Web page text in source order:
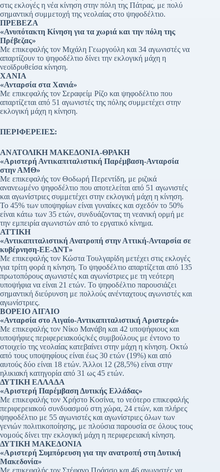
στις εκλογές η νέα κίνηση στην πόλη της Πάτρας, με πολύ
σημαντική συμμετοχή της νεολαίας στο ψηφοδέλτιο.
ΠΡΕΒΕΖΑ
«Ανυπότακτη Κίνηση για τα χωριά και την πόλη της
Πρέβεζας»
Με επικεφαλής τον Μιχάλη Γεωργούλη και 34 αγωνιστές να
απαρτίζουν το ψηφοδέλτιο δίνει την εκλογική μάχη η
νεοϊδρυθείσα κίνηση.
ΧΑΝΙΑ
«Ανταρσία στα Χανιά»
Με επικεφαλής τον Σεραφείμ Ρίζο και ψηφοδέλτιο που
απαρτίζεται από 51 αγωνιστές της πόλης συμμετέχει στην
εκλογική μάχη η κίνηση.
ΠΕΡΙΦΕΡΕΙΕΣ:
ΑΝΑΤΟΛΙΚΗ ΜΑΚΕΔΟΝΙΑ-ΘΡΑΚΗ
«Αριστερή Αντικαπιταλιστική Παρέμβαση-Ανταρσία
στην ΑΜΘ»
Με επικεφαλής τον Θοδωρή Περεντίδη, με ριζικά
ανανεωμένο ψηφοδέλτιο που αποτελείται από 51 αγωνιστές
και αγωνίστριες συμμετέχει στην εκλογική μάχη η κίνηση.
Το 45% των υποψηφίων είναι γυναίκες και σχεδόν το 50%
είναι κάτω των 35 ετών, συνδυάζοντας τη νεανική ορμή με
την εμπειρία αγωνιστών από το εργατικό κίνημα.
ΑΤΤΙΚΗ
«Αντικαπιταλιστική Ανατροπή στην Αττική-Ανταρσία σε
κυβέρνηση-ΕΕ-ΔΝΤ»
Με επικεφαλής τον Κώστα Τουλγαρίδη μετέχει στις εκλογές
για τρίτη φορά η κίνηση. Το ψηφοδέλτιο απαρτίζεται από 135
πρωτοπόρους αγωνιστές και αγωνίστριες με τη νεότερη
υποψήφια να είναι 21 ετών. Το ψηφοδέλτιο παρουσιάζει
σημαντική διεύρυνση με πολλούς ανένταχτους αγωνιστές και
αγωνίστριες.
ΒΟΡΕΙΟ ΑΙΓΑΙΟ
«Ανταρσία στο Αιγαίο-Αντικαπιταλιστική Αριστερά»
Με επικεφαλής τον Νίκο Μανάβη και 42 υποψήφιους και
υποψήφιες περιφερειακούς/κές συμβούλους με έντονο το
στοιχείο της νεολαίας κατεβαίνει στην μάχη η κίνηση. Οκτώ
από τους υποψηφίους είναι έως 30 ετών (19%) και από
αυτούς δύο είναι 18 ετών. Άλλοι 12 (28,5%) είναι στην
ηλικιακή κατηγορία από 31 ως 45 ετών.
ΔΥΤΙΚΗ ΕΛΛΑΔΑ
«Αριστερή Παρέμβαση Δυτικής Ελλάδας»
Με επικεφαλής τον Χρήστο Κοσίνα, το νεότερο επικεφαλής
περιφερειακού συνδυασμού στη χώρα, 24 ετών, και πλήρες
ψηφοδέλτιο με 55 αγωνιστές και αγωνίστριες όλων των
γενιών πολιτικοποίησης, με πλούσια παρουσία σε όλους τους
νομούς δίνει την εκλογική μάχη η περιφερειακή κίνηση.
ΔΥΤΙΚΗ ΜΑΚΕΔΟΝΙΑ
«Αριστερή Συμπόρευση για την ανατροπή στη Δυτική
Μακεδονία»
Με επικεφαλής τον Στέφανο Πράσσο και 46 αγωνιστές να